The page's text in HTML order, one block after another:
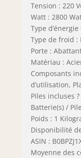
Tension : 220
Watt : 2800
Type
Type de froid :
Porte :
Matériau :
Composants
d’utilisation,
Piles incluses
Batterie(s) /
Poids : 1
Disponibilité
ASIN :
Moyenne des